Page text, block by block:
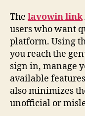
The lavowin link
users who want
platform. Using
you reach the
sign in, manage
available
also minimizes
unofficial or